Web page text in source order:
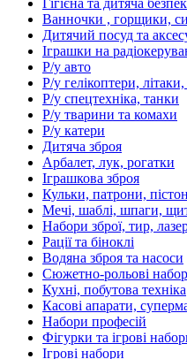
Гігієна та дитяча
Ванночки , горщики,
Дитячий посуд та
Іграшки на
Р/у авто
Р/у гелікоптери,
Р/у спецтехніка, танки
Р/у тварини та комахи
Р/у катери
Дитяча зброя
Арбалет, лук, рогатки
Іграшкова зброя
Кульки, патрони,
Мечі, шаблі, шпаги,
Набори зброї, тир,
Рації та біноклі
Водяна зброя та насоси
Сюжетно-рольові
Кухні, побутова техніка
Касові апарати,
Набори професій
Фігурки та ігрові
Ігрові набори